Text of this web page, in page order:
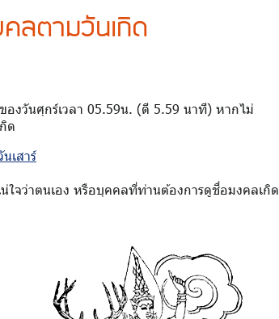
ลตามวันเกิด
องวันศุกร์เวลา 05.59น. (ตี 5.59 นาที) หากไม่
ด
นเสาร์
ใจว่าตนเอง หรือบุคคลที่ท่านต้องการดูชื่อมงคลเกิด